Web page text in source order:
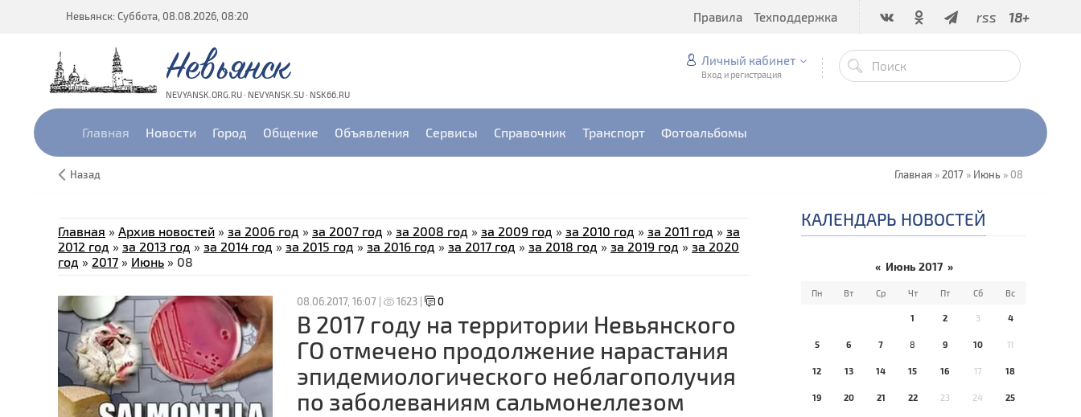
Невьянск: Суббота, 08.08.2026, 08:20 rss 18+
Правила Техподдержка
Невьянск
NEVYANSK.ORG.RU · NEVYANSK.SU · NSK66.RU
Личный кабинет
Вход и регистрация
Главная Новости Город Общение Объявления Сервисы Справочник Транспорт Фотоальбомы
Назад Главная » 2017 » Июнь » 08
Главная » Архив новостей » за 2006 год » за 2007 год » за 2008 год » за 2009 год » за 2010 год » за 2011 год » за
2012 год » за 2013 год » за 2014 год » за 2015 год » за 2016 год » за 2017 год » за 2018 год » за 2019 год » за 2020
год » 2017 » Июнь » 08
08.06.2017, 16:07 | 1623 | 0
В 2017 году на территории Невьянского
ГО отмечено продолжение нарастания
эпидемиологического неблагополучия
по заболеваниям сальмонеллезом
КАЛЕНДАРЬ НОВОСТЕЙ
« Июнь 2017 »
Пн Вт Ср Чт Пт Сб Вс
1 2 3 4
5 6 7 8 9 10 11
12 13 14 15 16 17 18
19 20 21 22 23 24 25